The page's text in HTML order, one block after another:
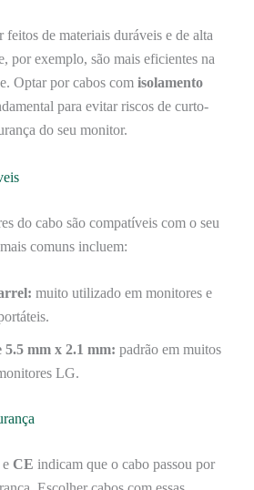
feitos de materiais duráveis e de alta
por exemplo, são mais eficientes na
Optar por cabos com isolamento
para evitar riscos de curto-
do seu monitor.
do cabo são compatíveis com o seu
comuns incluem:
muito utilizado em monitores e
5.5 mm x 2.1 mm: padrão em muitos
LG.
e CE indicam que o cabo passou por